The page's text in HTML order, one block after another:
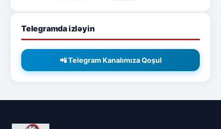
Telegramda izləyin
📲 Telegram Kanalımıza Qoşul